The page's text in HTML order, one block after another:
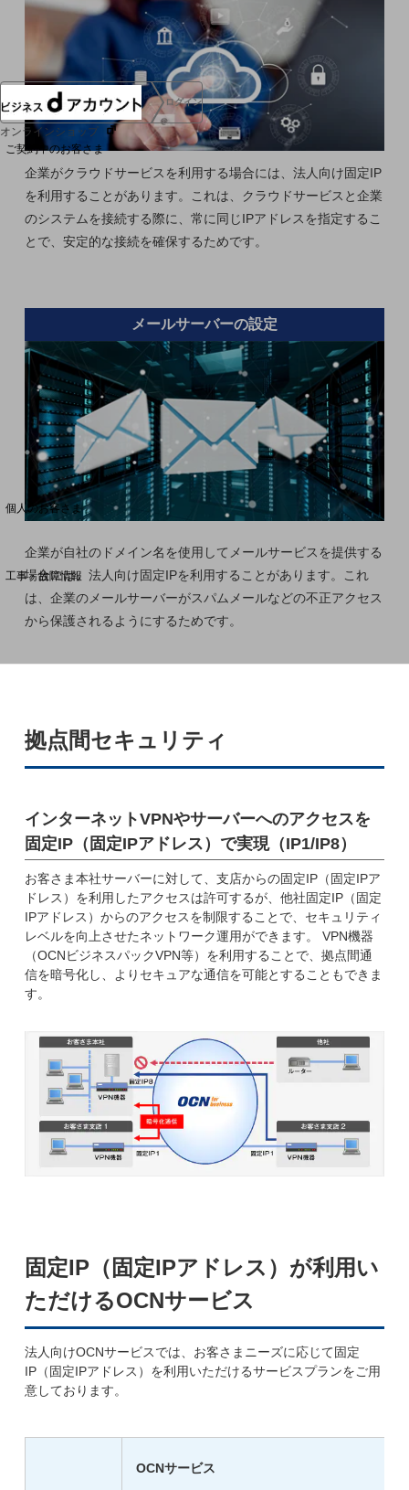
NTTドコモグループ
ログイン
オンラインショップ
ご契約中のお客さま
サービス別サポート情報
Web明細(ビリングステーション)
料金分析(ご利用料金管理サービス)
Web明細(My docomo)
個人のお客さま
OCNなど
工事・故障情報
お客さまサポートサイト
SDPFナレッジセンター
企業がクラウドサービスを利用する場合には、法人向け固定IP
を利用することがあります。これは、クラウドサービスと企業
のシステムを接続する際に、常に同じIPアドレスを指定するこ
とで、安定的な接続を確保するためです。
企業が自社のドメイン名を使用してメールサービスを提供する
場合には、法人向け固定IPを利用することがあります。これ
は、企業のメールサーバーがスパムメールなどの不正アクセス
から保護されるようにするためです。
メールサーバーの設定
拠点間セキュリティ
インターネットVPNやサーバーへのアクセスを
固定IP（固定IPアドレス）で実現（IP1/IP8）
お客さま本社サーバーに対して、支店からの固定IP（固定IPア
ドレス）を利用したアクセスは許可するが、他社固定IP（固定
IPアドレス）からのアクセスを制限することで、セキュリティ
レベルを向上させたネットワーク運用ができます。 VPN機器
（OCNビジネスパックVPN等）を利用することで、拠点間通
信を暗号化し、よりセキュアな通信を可能とすることもできま
す。
固定IP（固定IPアドレス）が利用い
ただけるOCNサービス
法人向けOCNサービスでは、お客さまニーズに応じて固定
IP（固定IPアドレス）を利用いただけるサービスプランをご用
意しております。
OCNサービス